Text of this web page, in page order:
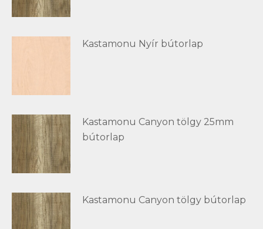
Kastamonu Nyír bútorlap
Kastamonu Canyon tölgy 25mm
bútorlap
Kastamonu Canyon tölgy bútorlap